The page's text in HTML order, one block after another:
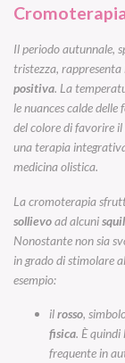
Il periodo autunnale,
tristezza, rappresenta
positiva. La
lenuancescalde delle
del colore di favorire il
una terapia
medicina olistica.
La cromoterapia
sollievoad alcuni
Nonostante non sia
in grado di stimolare
esempio:
ilrosso,
fisica. È quindi
frequente in